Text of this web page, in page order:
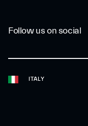
ITALY
Follow us on social